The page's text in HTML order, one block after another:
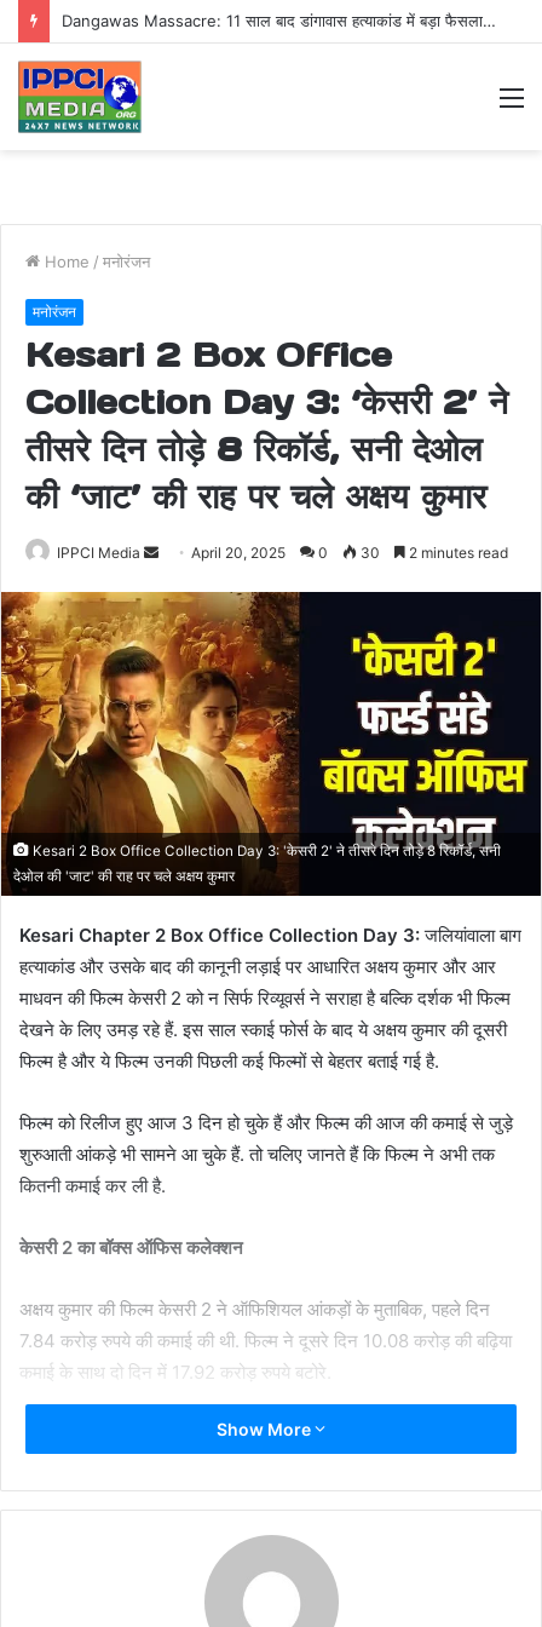
Dangawas Massacre: 11 साल बाद डांगावास हत्याकांड में बड़ा फैसला, एससी-एसटी कोर्ट ने सभी 40 आरोपियों को किया बाइज्जत बरी
Home / मनोरंजन
मनोरंजन
Kesari 2 Box Office
Collection Day 3: ‘केसरी 2’ ने
तीसरे दिन तोड़े 8 रिकॉर्ड, सनी देओल
की ‘जाट’ की राह पर चले अक्षय कुमार
IPPCI Media
Send
email
April 20, 2025 0 30 2 minutes read
Kesari 2 Box Office Collection Day 3: 'केसरी 2' ने तीसरे दिन तोड़े 8 रिकॉर्ड, सनी
देओल की 'जाट' की राह पर चले अक्षय कुमार
Kesari Chapter 2 Box Office Collection Day 3:जलियांवाला बाग
हत्याकांड और उसके बाद की कानूनी लड़ाई पर आधारित अक्षय कुमार और आर
माधवन की फिल्म केसरी 2 को न सिर्फ रिव्यूवर्स ने सराहा है बल्कि दर्शक भी फिल्म
देखने के लिए उमड़ रहे हैं. इस साल स्काई फोर्स के बाद ये अक्षय कुमार की दूसरी
फिल्म है और ये फिल्म उनकी पिछली कई फिल्मों से बेहतर बताई गई है.
फिल्म को रिलीज हुए आज 3 दिन हो चुके हैं और फिल्म की आज की कमाई से जुड़े
शुरुआती आंकड़े भी सामने आ चुके हैं. तो चलिए जानते हैं कि फिल्म ने अभी तक
कितनी कमाई कर ली है.
केसरी 2 का बॉक्स ऑफिस कलेक्शन
अक्षय कुमार की फिल्म केसरी 2 ने ऑफिशियल आंकड़ों के मुताबिक, पहले दिन
7.84 करोड़ रुपये की कमाई की थी. फिल्म ने दूसरे दिन 10.08 करोड़ की बढ़िया
कमाई के साथ दो दिन में 17.92 करोड़ रुपये बटोरे.
बॉक्स ऑफिस कलेक्शन से जुड़ा डेटा रखने वाली वेबसाइट सैक्निल्क के मुताबिक,
टोटल कलेक्सन 26.24 करोड़ रुपये पहुंच चुका है. बता दें कि आज के आंकड़े
केसरी 2 ने तोड़े कितने रिकॉर्ड?
Show More